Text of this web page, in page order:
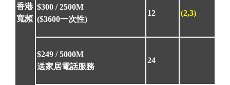
香港
寬頻
$300 /2500M
($3600一次性)
12 (2,3)
$249 /5000M
送家居電話服務
24